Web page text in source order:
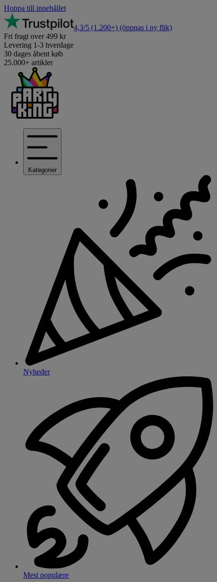
Hoppa till innehållet
4,3/5 (1.200+) (öppnas i ny flik)
Fri fragt over 499 kr
Levering 1-3 hverdage
30 dages åbent køb
25.000+ artikler
Kategorier
Nyheder
Mest populære